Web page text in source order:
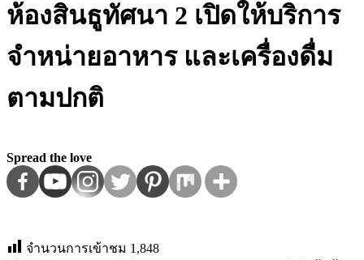
ห้องสินธูทัศนา 2 เปิดให้บริการ
จำหน่ายอาหาร และเครื่องดื่ม
ตามปกติ
Spread the love
จำนวนการเข้าชม 1,848